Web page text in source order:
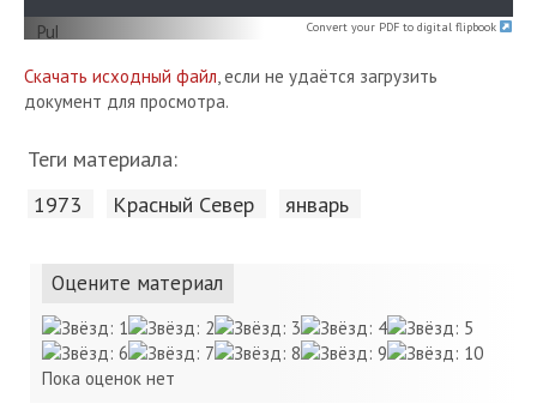
Convert your PDF to digital flipbook
Скачать исходный файл, если не удаётся загрузить
документ для просмотра.
Теги материала:
1973 Красный Cевер январь
Оцените материал
Пока оценок нет